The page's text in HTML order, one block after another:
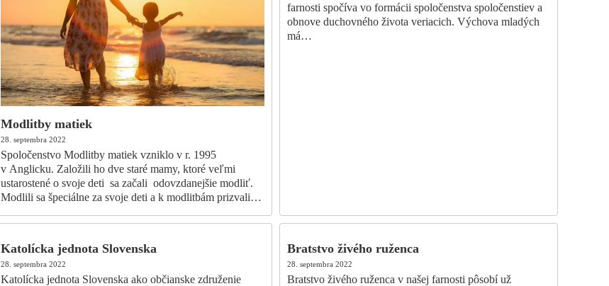
Modlitby matiek
28. septembra 2022
Spoločenstvo Modlitby matiek vzniklo v r. 1995
v Anglicku. Založili ho dve staré mamy, ktoré veľmi
ustarostené o svoje deti sa začali odovzdanejšie modliť.
Modlili sa špeciálne za svoje deti a k modlitbám prizvali…
farnosti spočíva vo formácii spoločenstva spoločenstiev a
obnove duchovného života veriacich. Výchova mladých
má…
Katolícka jednota Slovenska
28. septembra 2022
Katolícka jednota Slovenska ako občianske združenie
Bratstvo živého ruženca
28. septembra 2022
Bratstvo živého ruženca v našej farnosti pôsobí už